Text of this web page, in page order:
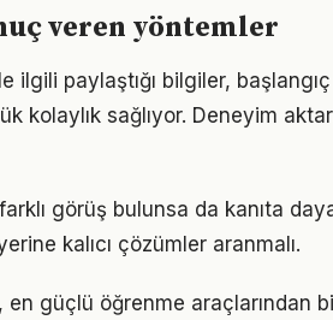
veren yöntemler
paylaştığı bilgiler, başlangıç
kolaylık sağlıyor. Deneyim
görüş bulunsa da kanıta
kalıcı çözümler aranmalı.
güçlü öğrenme araçlarından